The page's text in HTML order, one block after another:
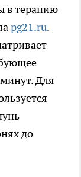
в терапию
pg21.ru.
Для
до